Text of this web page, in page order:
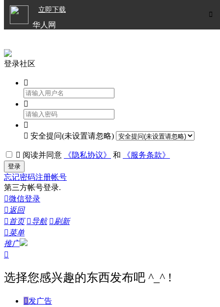

立即下载
华人网
登录社区



 安全提问(未设置请忽略)
 阅读并同意 《隐私协议》 和 《服务条款》
登录
忘记密码注册帐号
第三方帐号登录.
微信登录
 返回
 首页 导航 刷新
菜单
推广

选择您感兴趣的东西发布吧 ^_^ !
发广告